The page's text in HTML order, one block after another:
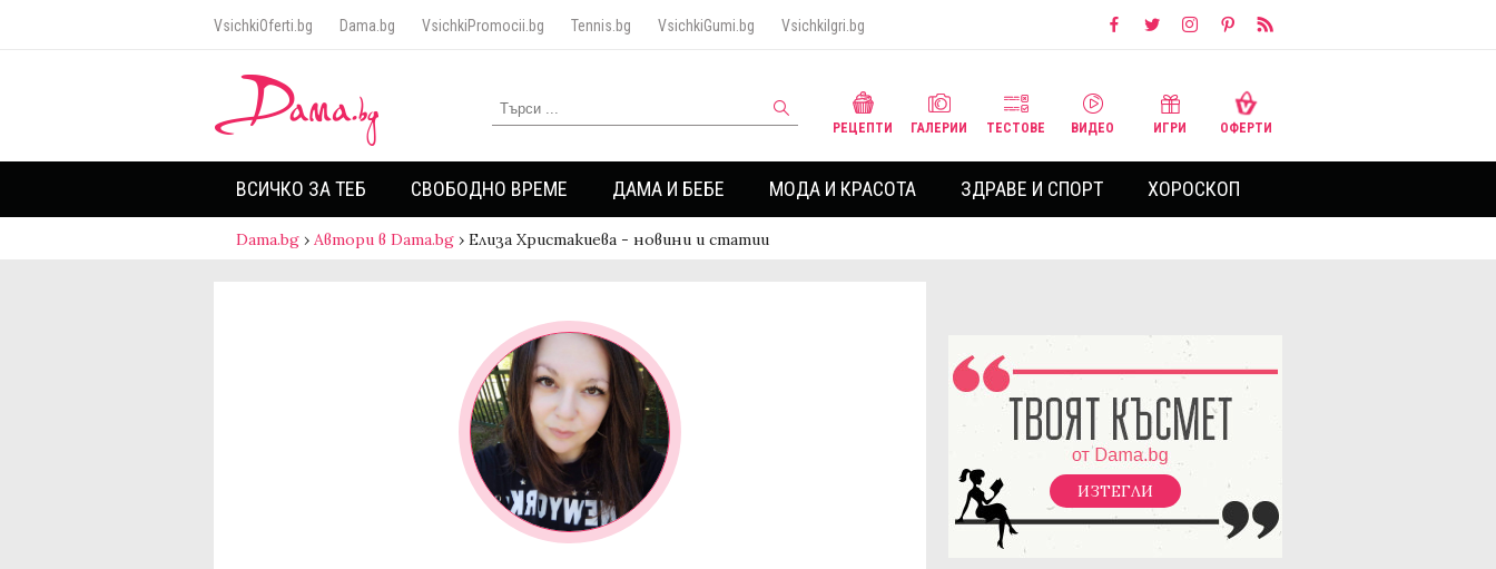
VsichkiOferti.bg Dama.bg VsichkiPromocii.bg Tennis.bg VsichkiGumi.bg VsichkiIgri.bg
РЕЦЕПТИ ГАЛЕРИИ ТЕСТОВЕ ВИДЕО ИГРИ ОФЕРТИ
ВСИЧКО ЗА ТЕБ СВОБОДНО ВРЕМЕ ДАМА И БЕБЕ МОДА И КРАСОТА ЗДРАВЕ И СПОРТ ХОРОСКОП
Dama.bg › Автори в Dama.bg › Елиза Христакиева - новини и статии
ИЗТЕГЛИ